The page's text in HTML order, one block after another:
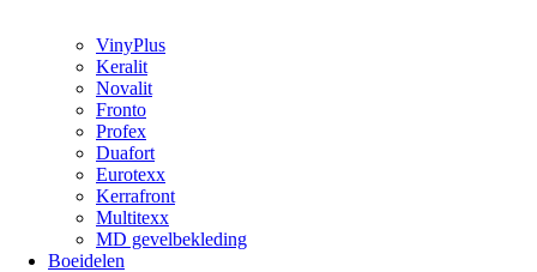
VinyPlus
Keralit
Novalit
Fronto
Profex
Duafort
Eurotexx
Kerrafront
Multitexx
MD gevelbekleding
Boeidelen